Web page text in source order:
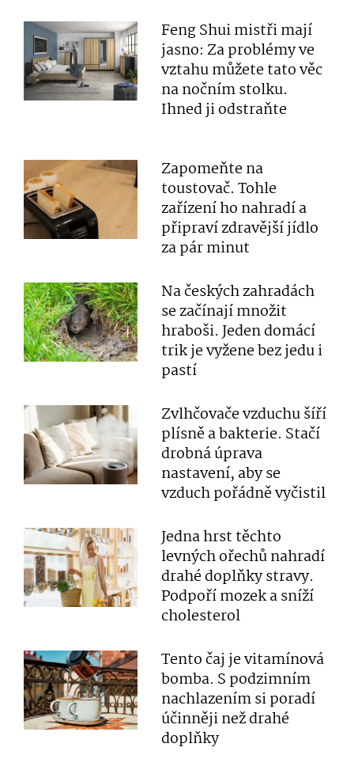
Feng Shui mistři mají
jasno: Za problémy ve
vztahu můžete tato věc
na nočním stolku.
Ihned ji odstraňte
Zapomeňte na
toustovač. Tohle
zařízení ho nahradí a
připraví zdravější jídlo
za pár minut
Na českých zahradách
se začínají množit
hraboši. Jeden domácí
trik je vyžene bez jedu i
pastí
Zvlhčovače vzduchu šíří
plísně a bakterie. Stačí
drobná úprava
nastavení, aby se
vzduch pořádně vyčistil
Jedna hrst těchto
levných ořechů nahradí
drahé doplňky stravy.
Podpoří mozek a sníží
cholesterol
Tento čaj je vitamínová
bomba. S podzimním
nachlazením si poradí
účinněji než drahé
doplňky